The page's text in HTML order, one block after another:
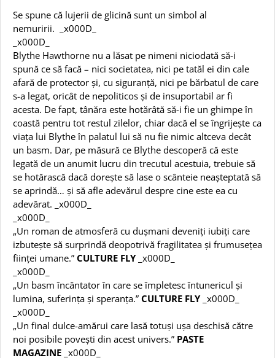
Se spune că lujerii de glicină sunt un simbol al
nemuririi.
_x000D_
_x000D_
Blythe Hawthorne nu a lăsat pe nimeni niciodată să-i
spună ce să facă – nici societatea, nici pe tatăl ei din cale
afară de protector și, cu siguranță, nici pe bărbatul de care
s-a legat, oricât de nepoliticos și de insuportabil ar fi
acesta. De fapt, tânăra este hotărâtă să-i fie un ghimpe în
coastă pentru tot restul zilelor, chiar dacă el se îngrijește ca
viața lui Blythe în palatul lui să nu fie nimic altceva decât
un basm. Dar, pe măsură ce Blythe descoperă că este
legată de un anumit lucru din trecutul acestuia, trebuie să
se hotărască dacă dorește să lase o scânteie neașteptată să
se aprindă… și să afle adevărul despre cine este ea cu
adevărat. _x000D_
_x000D_
„Un roman de atmosferă cu dușmani deveniți iubiți care
izbutește să surprindă deopotrivă fragilitatea și frumusețea
ființei umane.” CULTURE FLY _x000D_
_x000D_
„Un basm încântator în care se împletesc întunericul și
lumina, suferința și speranța.” CULTURE FLY _x000D_
_x000D_
„Un final dulce-amărui care lasă totuși ușa deschisă către
noi posibile povești din acest univers.” PASTE
MAGAZINE _x000D_